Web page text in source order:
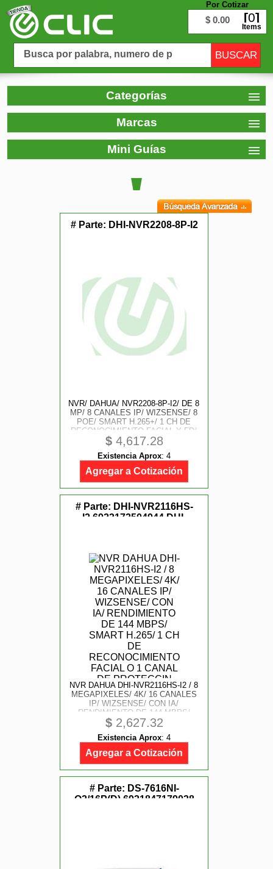
Por Cotizar
$ 0.00 0
Items
Categorías
Marcas
Mini Guías
# Parte: DHI-NVR2208-8P-I2
NVR/ DAHUA/ NVR2208-8P-I2/ DE 8
MP/ 8 CANALES IP/ WIZSENSE/ 8
POE/ SMART H.265+/ 1 CH DE
RECONOCIMIENTO FACIAL Y FD/
HASTA 10 BASES DE DATOS DE
ROSTROS/ 2 PUERTOS SATA/
SMD PLUS/ MAX.
DECODIFICACION D
$4,617.28
Existencia Aprox: 4
Agregar a Cotización
# Parte: DHI-NVR2116HS-
I2,6923172504944,DHI-
NVR DAHUA DHI-NVR2116HS-I2 / 8
MEGAPIXELES/ 4K/ 16 CANALES
IP/ WIZSENSE/ CON IA/
RENDIMIENTO DE 144 MBPS/
SMART H.265/ 1 CH DE
RECONOCIMIENTO FACIAL O 1
CANAL DE PROTECCIN
PERIMETRAL O 4 CANALES DE
$2,627.32
Existencia Aprox: 4
Agregar a Cotización
# Parte: DS-7616NI-
Q2/16P(D),6931847179038